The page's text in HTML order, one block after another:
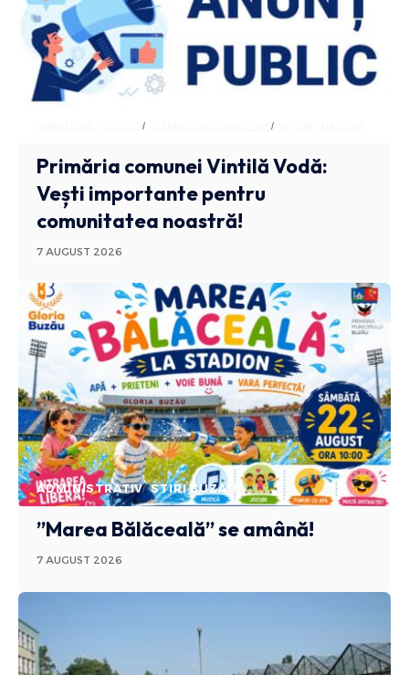
ADMINISTRATIV ANUNTURI BUZAU
Primăria comunei Vintilă Vodă:
Vești importante pentru
comunitatea noastră!
7 AUGUST 2026
ADMINISTRATIV STIRI BUZAU
”Marea Bălăceală” se amână!
7 AUGUST 2026